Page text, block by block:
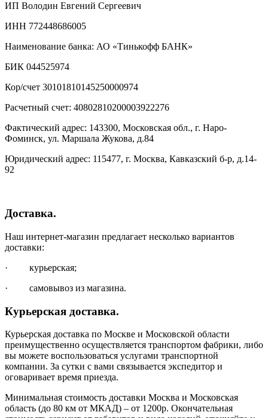
ИП Володин Евгений Сергеевич
ИНН 772448686005
Наименование банка: АО «Тинькофф БАНК»
БИК 044525974
Кор/счет 30101810145250000974
Расчетный счет: 40802810200003922276
Фактический адрес: 143300, Московская обл., г. Наро-
Фоминск, ул. Маршала Жукова, д.84
Юридический адрес: 115477, г. Москва, Кавказский б-р, д.14-
92
Доставка.
Наш интернет-магазин предлагает несколько вариантов
доставки:
· курьерская;
· самовывоз из магазина.
Курьерская доставка.
Курьерская доставка по Москве и Московской области
преимущественно осуществляется транспортом фабрики, либо
вы можете воспользоваться услугами транспортной
компании. За сутки с вами связывается экспедитор и
оговаривает время приезда.
Минимальная стоимость доставки Москва и Московская
область (до 80 км от МКАД) – от 1200р. Окончательная